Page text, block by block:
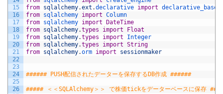
15
16
17
18
19
20
21
22
23
24
25
26
from sqlalchemy.ext .declarative import declarative_base
from sqlalchemy import Column
from sqlalchemy import
DateTime
from sqlalchemy.types import
Float
from sqlalchemy.types import
Integer
from sqlalchemy.types import String
from sqlalchemy.orm import sessionmaker
###### PUSH配信されたデーターを保存するDB作成 ######
##### ＜＜SQLAlchemy＞＞ で株価tickをデーターベースに保存